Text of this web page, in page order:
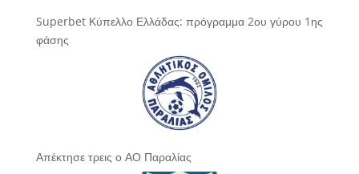
Superbet Κύπελλο Ελλάδας: πρόγραμμα 2ου γύρου 1ης
φάσης
Απέκτησε τρεις ο ΑΟ Παραλίας